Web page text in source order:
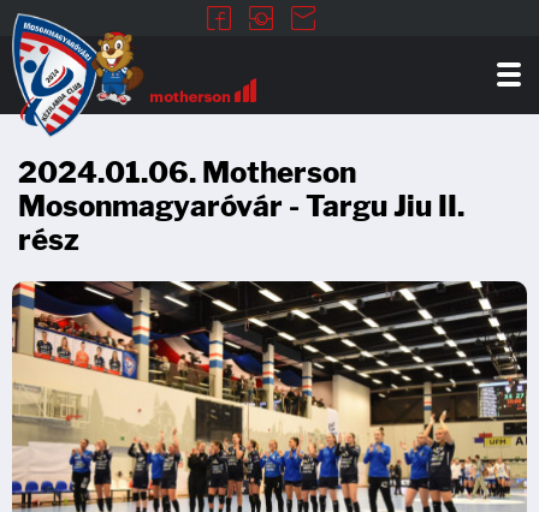
2024.01.06. Motherson
Mosonmagyaróvár - Targu Jiu II.
rész